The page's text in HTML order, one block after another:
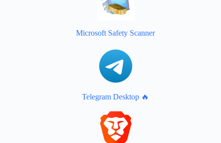
Microsoft Safety Scanner
Telegram Desktop 🔥